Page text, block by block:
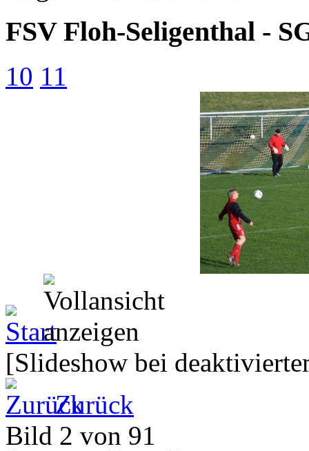
FSV Floh-Seligenthal -
10 11
[Slideshow bei
Zurück
Bild 2 von 91